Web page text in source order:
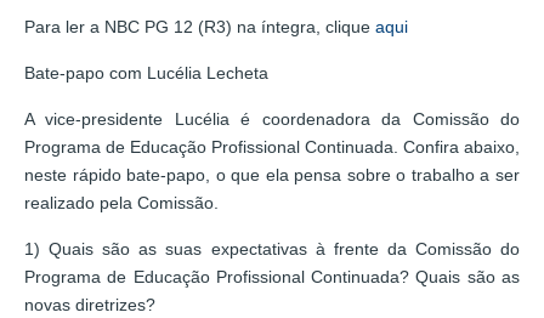
Para ler a NBC PG 12 (R3) na íntegra, clique aqui
Bate-papo com Lucélia Lecheta
A vice-presidente Lucélia é coordenadora da Comissão do
Programa de Educação Profissional Continuada. Confira abaixo,
neste rápido bate-papo, o que ela pensa sobre o trabalho a ser
realizado pela Comissão.
1) Quais são as suas expectativas à frente da Comissão do
Programa de Educação Profissional Continuada? Quais são as
novas diretrizes?